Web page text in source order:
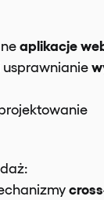
aplikacje